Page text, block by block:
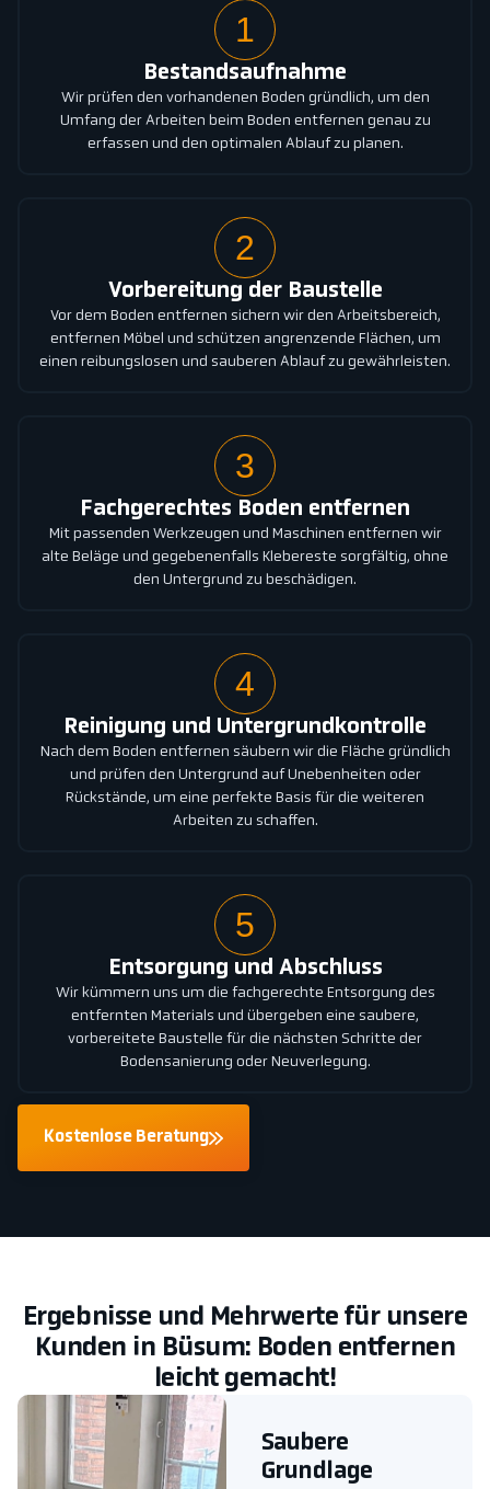
1
Bestandsaufnahme
Wir prüfen den vorhandenen Boden gründlich, um den
Umfang der Arbeiten beim Boden entfernen genau zu
erfassen und den optimalen Ablauf zu planen.
2
Vorbereitung der Baustelle
Vor dem Boden entfernen sichern wir den Arbeitsbereich,
entfernen Möbel und schützen angrenzende Flächen, um
einen reibungslosen und sauberen Ablauf zu gewährleisten.
3
Fachgerechtes Boden entfernen
Mit passenden Werkzeugen und Maschinen entfernen wir
alte Beläge und gegebenenfalls Klebereste sorgfältig, ohne
den Untergrund zu beschädigen.
4
Reinigung und Untergrundkontrolle
Nach dem Boden entfernen säubern wir die Fläche gründlich
und prüfen den Untergrund auf Unebenheiten oder
Rückstände, um eine perfekte Basis für die weiteren
Arbeiten zu schaffen.
5
Entsorgung und Abschluss
Wir kümmern uns um die fachgerechte Entsorgung des
entfernten Materials und übergeben eine saubere,
vorbereitete Baustelle für die nächsten Schritte der
Bodensanierung oder Neuverlegung.
Kostenlose Beratung
Ergebnisse und Mehrwerte für unsere
Kunden in Büsum: Boden entfernen
leicht gemacht!
Saubere
Grundlage